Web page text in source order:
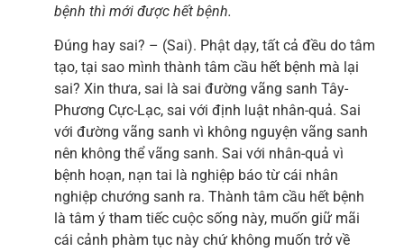
bệnh thì mới được hết bệnh.
Đúng hay sai? – (Sai). Phật dạy, tất cả đều do tâm
tạo, tại sao mình thành tâm cầu hết bệnh mà lại
sai? Xin thưa, sai là sai đường vãng sanh Tây-
Phương Cực-Lạc, sai với định luật nhân-quả. Sai
với đường vãng sanh vì không nguyện vãng sanh
nên không thể vãng sanh. Sai với nhân-quả vì
bệnh hoạn, nạn tai là nghiệp báo từ cái nhân
nghiệp chướng sanh ra. Thành tâm cầu hết bệnh
là tâm ý tham tiếc cuộc sống này, muốn giữ mãi
cái cảnh phàm tục này chứ không muốn trở về